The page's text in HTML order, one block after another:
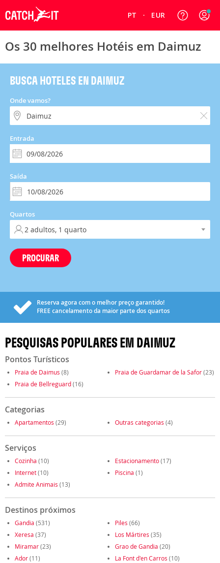
PT EUR
Os 30 melhores Hotéis em Daimuz
BUSCA HOTELES EN DAIMUZ
Onde vamos?
Entrada
Saída
Quartos
PROCURAR
Reserva agora com o melhor preço garantido!
FREE cancelamento da maior parte dos quartos
PESQUISAS POPULARES EM DAIMUZ
Pontos Turísticos
Praia de Daimus (8) Praia de Guardamar de la Safor(23)
Praia de Bellreguard(16)
Categorias
Apartamentos (29) Outras categorias (4)
Serviços
Cozinha (10) Estacionamento(17)
Internet(10) Piscina (1)
Admite Animais (13)
Destinos próximos
Gandia (531) Piles (66)
Xeresa (37) Los Mártires (35)
Miramar(23) Grao de Gandia (20)
Ador(11) La Font d'en Carros (10)